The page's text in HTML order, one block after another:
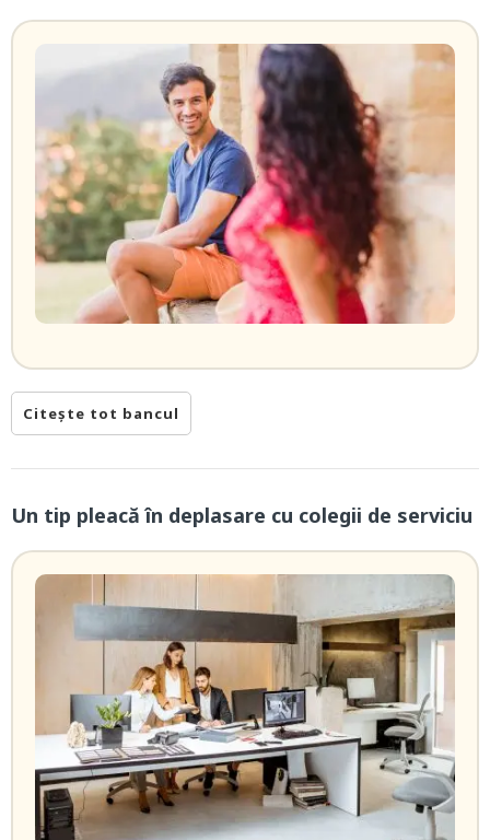
Citește tot bancul
Un tip pleacă în deplasare cu colegii de serviciu